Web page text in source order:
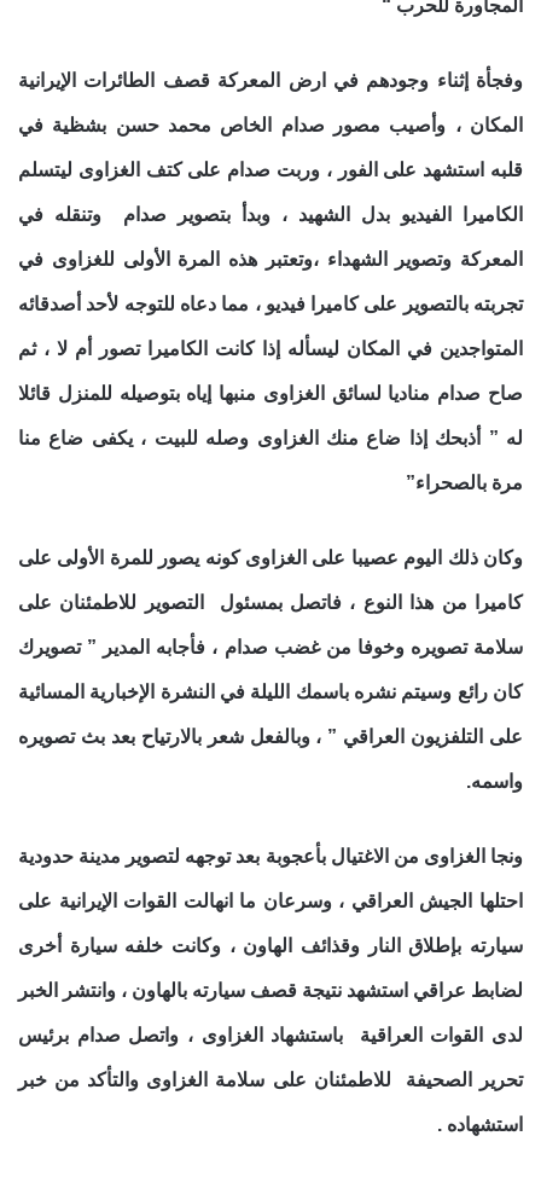
المجاورة للحرب “
وفجأة إثناء وجودهم في ارض المعركة قصف الطائرات الإيرانية
المكان ، وأصيب مصور صدام الخاص محمد حسن بشظية في
قلبه استشهد على الفور ، وربت صدام على كتف الغزاوى ليتسلم
الكاميرا الفيديو بدل الشهيد ، وبدأ بتصوير صدام وتنقله في
المعركة وتصوير الشهداء ،وتعتبر هذه المرة الأولى للغزاوى في
تجربته بالتصوير على كاميرا فيديو ، مما دعاه للتوجه لأحد أصدقائه
المتواجدين في المكان ليسأله إذا كانت الكاميرا تصور أم لا ، ثم
صاح صدام مناديا لسائق الغزاوى منبها إياه بتوصيله للمنزل قائلا
له ” أذبحك إذا ضاع منك الغزاوى وصله للبيت ، يكفى ضاع منا
مرة بالصحراء”
وكان ذلك اليوم عصيبا على الغزاوى كونه يصور للمرة الأولى على
كاميرا من هذا النوع ، فاتصل بمسئول التصوير للاطمئنان على
سلامة تصويره وخوفا من غضب صدام ، فأجابه المدير ” تصويرك
كان رائع وسيتم نشره باسمك الليلة في النشرة الإخبارية المسائية
على التلفزيون العراقي ” ، وبالفعل شعر بالارتياح بعد بث تصويره
واسمه.
ونجا الغزاوى من الاغتيال بأعجوبة بعد توجهه لتصوير مدينة حدودية
احتلها الجيش العراقي ، وسرعان ما انهالت القوات الإيرانية على
سيارته بإطلاق النار وقذائف الهاون ، وكانت خلفه سيارة أخرى
لضابط عراقي استشهد نتيجة قصف سيارته بالهاون ، وانتشر الخبر
لدى القوات العراقية باستشهاد الغزاوى ، واتصل صدام برئيس
تحرير الصحيفة للاطمئنان على سلامة الغزاوى والتأكد من خبر
استشهاده .